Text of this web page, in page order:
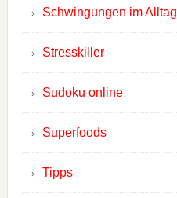
Schwingungen im Alltag
Stresskiller
Sudoku online
Superfoods
Tipps